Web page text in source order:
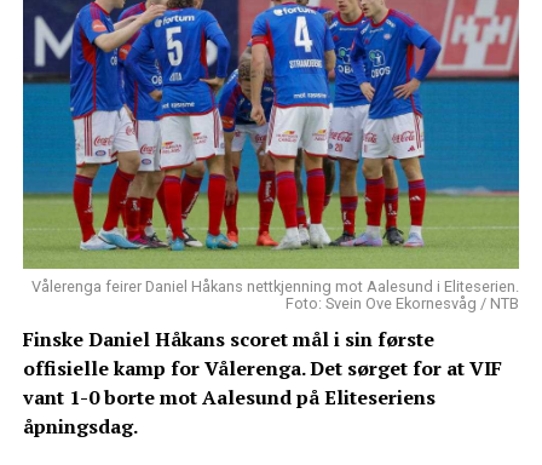
Vålerenga feirer Daniel Håkans nettkjenning mot Aalesund i Eliteserien.
Foto: Svein Ove Ekornesvåg / NTB
Finske Daniel Håkans scoret mål i sin første
offisielle kamp for Vålerenga. Det sørget for at VIF
vant 1-0 borte mot Aalesund på Eliteseriens
åpningsdag.